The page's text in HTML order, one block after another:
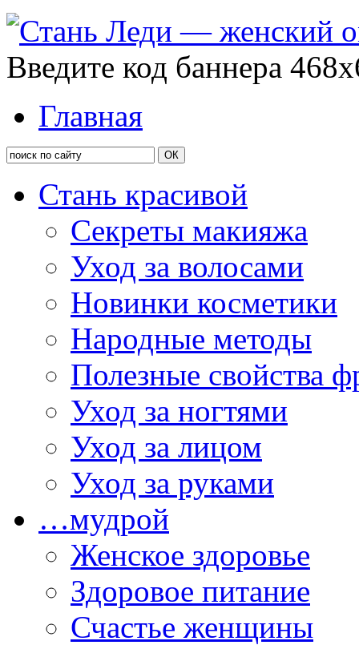
Введите код баннера
Главная
Стань красивой
Секреты макияжа
Уход за волосами
Новинки косметики
Народные методы
Полезные свойства
Уход за ногтями
Уход за лицом
Уход за руками
…мудрой
Женское здоровье
Здоровое питание
Счастье женщины